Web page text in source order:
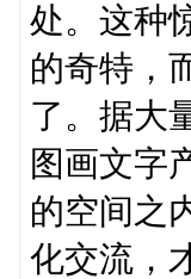
处。这种
的奇特，
了。据大
图画文字
的空间之
化交流，